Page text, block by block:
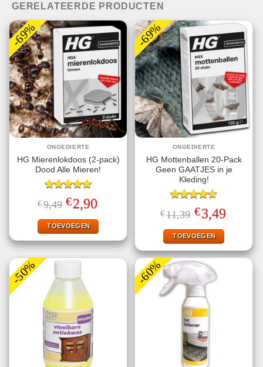
GERELATEERDE PRODUCTEN
-69%
ONGEDIERTE
HG Mierenlokdoos (2-pack)
Dood Alle Mieren!
Gewaardeerd
5.00uit 5
€9,49 Oorspronkelijke
prijs
was:
€9,49.
€2,90
is:
€2,90.
TOEVOEGEN
-69%
ONGEDIERTE
HG Mottenballen 20-Pack
Geen GAATJES in je
Kleding!
Gewaardeerd
4.63uit 5
€11,39 Oorspronkelijke
prijs
was:
€11,39.
€3,49Huidige
prijs
TOEVOEGEN
-50% -60%